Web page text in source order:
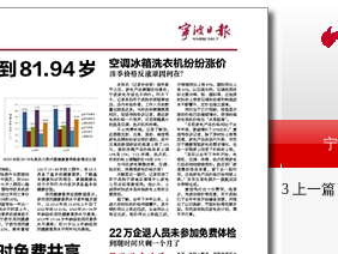
3 上一篇